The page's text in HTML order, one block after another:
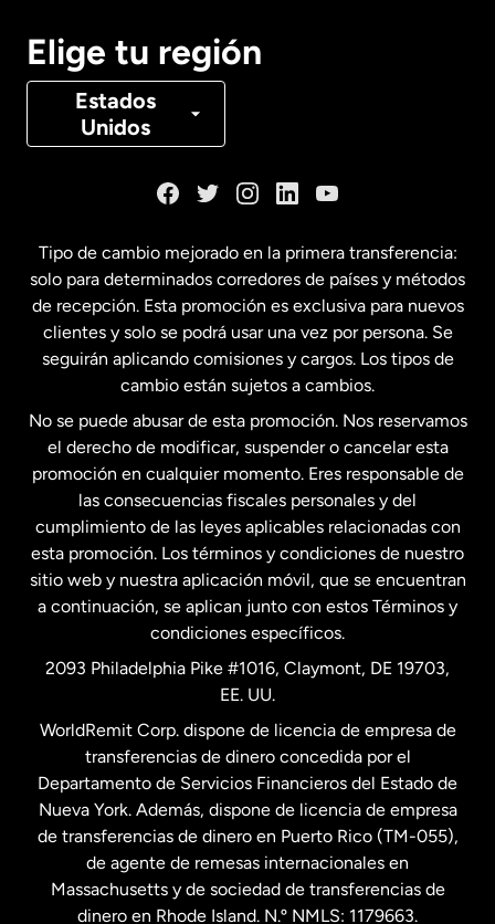
Elige tu región
Estados
Unidos
Canadá Français
Estados Unidos English
Estados Unidos Español
Francia
Malasia
Nueva Zelanda
Países Bajos
Suecia
Tipo de cambio mejorado en la primera transferencia:
solo para determinados corredores de países y métodos
de recepción. Esta promoción es exclusiva para nuevos
clientes y solo se podrá usar una vez por persona. Se
seguirán aplicando comisiones y cargos. Los tipos de
cambio están sujetos a cambios.
No se puede abusar de esta promoción. Nos reservamos
el derecho de modificar, suspender o cancelar esta
promoción en cualquier momento. Eres responsable de
las consecuencias fiscales personales y del
cumplimiento de las leyes aplicables relacionadas con
esta promoción. Los términos y condiciones de nuestro
sitio web y nuestra aplicación móvil, que se encuentran
a continuación, se aplican junto con estos Términos y
condiciones específicos.
2093 Philadelphia Pike #1016, Claymont, DE 19703,
EE. UU.
WorldRemit Corp. dispone de licencia de empresa de
transferencias de dinero concedida por el
Departamento de Servicios Financieros del Estado de
Nueva York. Además, dispone de licencia de empresa
de transferencias de dinero en Puerto Rico (TM-055),
de agente de remesas internacionales en
Massachusetts y de sociedad de transferencias de
dinero en Rhode Island. N.º NMLS: 1179663.